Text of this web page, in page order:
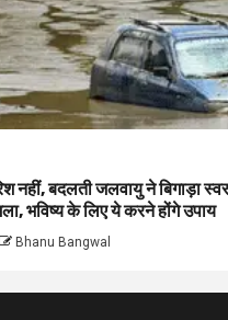
नहीं, बदलती जलवायु ने बिगाड़ा
भविष्य के लिए ये करने होंगे उपाय
Bhanu Bangwal